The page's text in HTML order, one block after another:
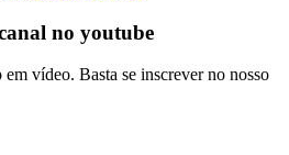
no youtube
vídeo. Basta se inscrever no nosso